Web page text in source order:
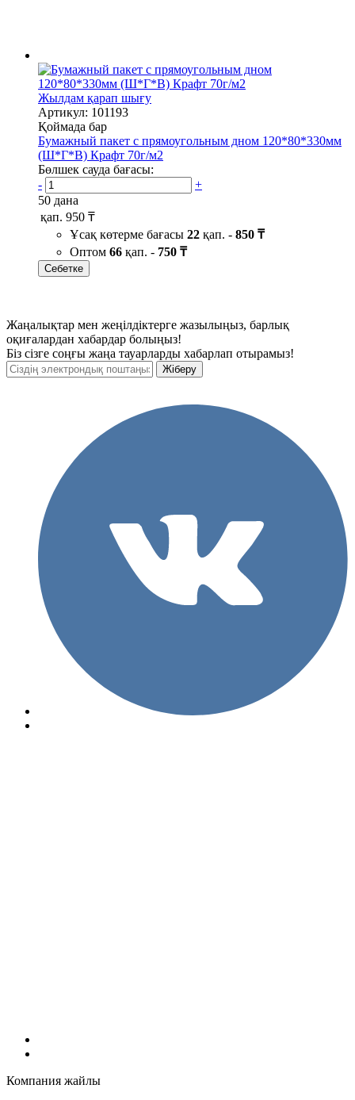
Жылдам қарап шығу
Артикул: 101193
Қоймада бар
Бумажный пакет с прямоугольным дном 120*80*330мм
(Ш*Г*В) Крафт 70г/м2
Бөлшек сауда бағасы:
-
+
50 дана
қап. 950 ₸
Ұсақ көтерме бағасы 22 қап. - 850 ₸
Оптом 66 қап. - 750 ₸
Себетке
Жаңалықтар мен жеңілдіктерге жазылыңыз, барлық
оқиғалардан хабардар болыңыз!
Біз сізге соңғы жаңа тауарларды хабарлап отырамыз!
Компания жайлы